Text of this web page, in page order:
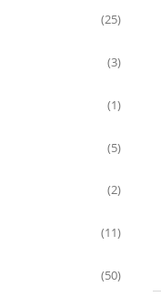
(25)
(3)
(1)
(5)
(2)
(11)
(50)